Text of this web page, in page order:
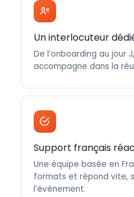
Un interlocuteur
De l’onboarding au jour
accompagne dans la
Support français
Une équipe basée en
formats et répond vite,
l’événement.